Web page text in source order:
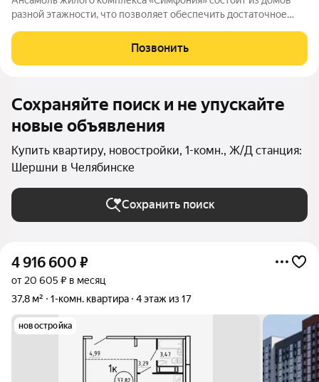
разной этажности, что позволяет обеспечить достаточное
времени и предлагаем квартиры с уже готовой базовой
отделкой. Заезжайте и живите! ЖК
Позвонить
Сохраняйте поиск и не упускайте
новые объявления
Купить квартиру, новостройки, 1-комн., Ж/Д станция:
Шершни в Челябинске
Сохранить поиск
4 916 600 ₽
от 20 605 ₽ в месяц
37,8 м²
1-комн. квартира 4 этаж из 17
новостройка